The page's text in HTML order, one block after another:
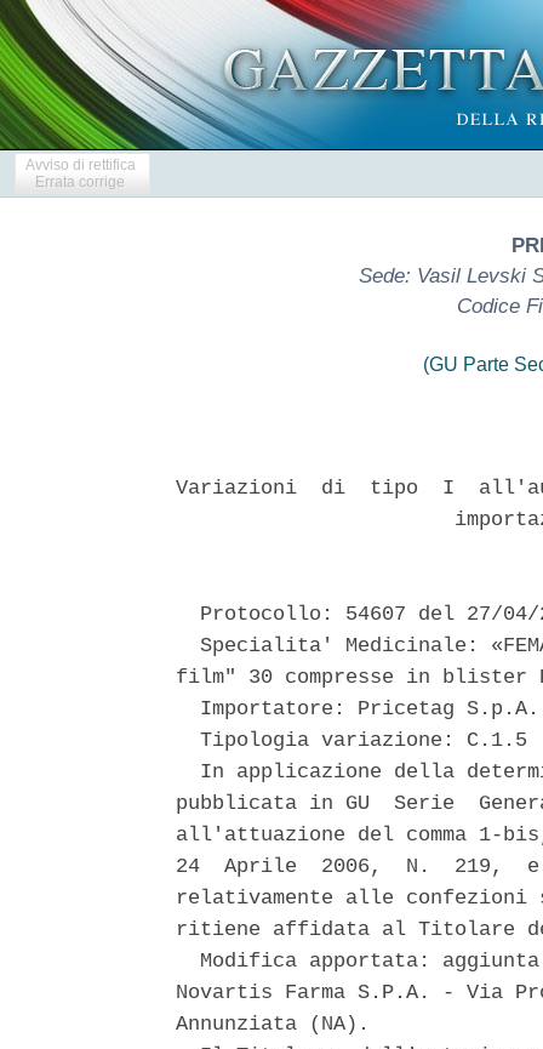
Avviso di rettifica
Errata corrige
Sede: Vasil Levski
Codice
(GU Parte
Variazioni  di  tipo  I
Protocollo: 54607 del 27/
Specialita' Medicinale:
film" 30 compresse in blister
Importatore: Pricetag
  Tipologia variazione: C.1.5
In applicazione della
pubblicata in GU  Serie
all'attuazione del comma 1-
24  Aprile  2006,  N.  219,
relativamente alle
ritiene affidata al Titolare
Modifica apportata:
Novartis Farma S.P.A. - Via
Annunziata (NA).